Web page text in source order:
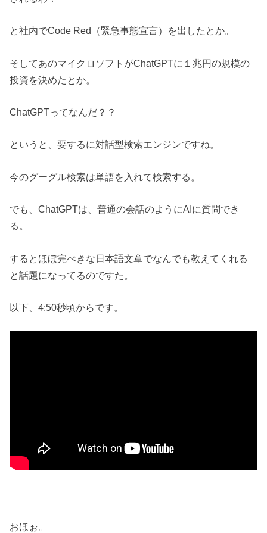
と社内でCode Red（緊急事態宣言）を出したとか。
そしてあのマイクロソフトがChatGPTに１兆円の規模の
投資を決めたとか。
ChatGPTってなんだ？？
というと、要するに対話型検索エンジンですね。
今のグーグル検索は単語を入れて検索する。
でも、ChatGPTは、普通の会話のようにAIに質問でき
る。
するとほぼ完ぺきな日本語文章でなんでも教えてくれる
と話題になってるのですた。
以下、4:50秒頃からです。
おほぉ。